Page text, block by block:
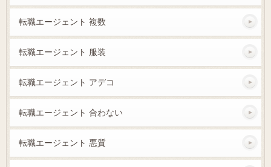
転職エージェント 複数
転職エージェント 服装
転職エージェント アデコ
転職エージェント 合わない
転職エージェント 悪質